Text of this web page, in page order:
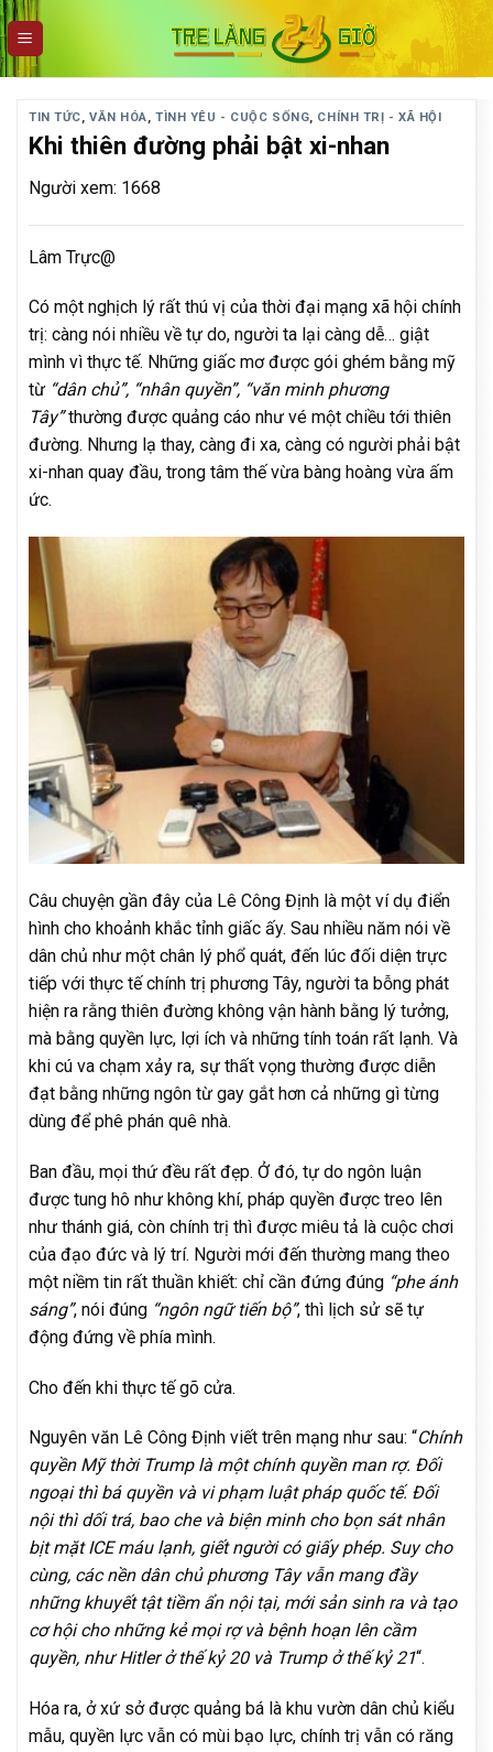
Skip
to
content
TIN TỨC,VĂN HÓA,TÌNH YÊU - CUỘC SỐNG, CHÍNH TRỊ - XÃ HỘI
Khi thiên đường phải bật xi-nhan
Người xem: 1668
Lâm Trực@
Có một nghịch lý rất thú vị của thời đại mạng xã hội chính
trị: càng nói nhiều về tự do, người ta lại càng dễ… giật
mình vì thực tế. Những giấc mơ được gói ghém bằng mỹ
từ “dân chủ”, “nhân quyền”, “văn minh phương
Tây”thường được quảng cáo như vé một chiều tới thiên
đường. Nhưng lạ thay, càng đi xa, càng có người phải bật
xi-nhan quay đầu, trong tâm thế vừa bàng hoàng vừa ấm
ức.
Câu chuyện gần đây của Lê Công Định là một ví dụ điển
hình cho khoảnh khắc tỉnh giấc ấy. Sau nhiều năm nói về
dân chủ như một chân lý phổ quát, đến lúc đối diện trực
tiếp với thực tế chính trị phương Tây, người ta bỗng phát
hiện ra rằng thiên đường không vận hành bằng lý tưởng,
mà bằng quyền lực, lợi ích và những tính toán rất lạnh. Và
khi cú va chạm xảy ra, sự thất vọng thường được diễn
đạt bằng những ngôn từ gay gắt hơn cả những gì từng
dùng để phê phán quê nhà.
Ban đầu, mọi thứ đều rất đẹp. Ở đó, tự do ngôn luận
được tung hô như không khí, pháp quyền được treo lên
như thánh giá, còn chính trị thì được miêu tả là cuộc chơi
của đạo đức và lý trí. Người mới đến thường mang theo
một niềm tin rất thuần khiết: chỉ cần đứng đúng “phe ánh
sáng”, nói đúng “ngôn ngữ tiến bộ”, thì lịch sử sẽ tự
động đứng về phía mình.
Cho đến khi thực tế gõ cửa.
Nguyên văn Lê Công Định viết trên mạng như sau: “Chính
quyền Mỹ thời Trump là một chính quyền man rợ. Đối
ngoại thì bá quyền và vi phạm luật pháp quốc tế. Đối
nội thì dối trá, bao che và biện minh cho bọn sát nhân
bịt mặt ICE máu lạnh, giết người có giấy phép. Suy cho
cùng, các nền dân chủ phương Tây vẫn mang đầy
những khuyết tật tiềm ẩn nội tại, mới sản sinh ra và tạo
cơ hội cho những kẻ mọi rợ và bệnh hoạn lên cầm
quyền, như Hitler ở thế kỷ 20 và Trump ở thế kỷ 21“.
Hóa ra, ở xứ sở được quảng bá là khu vườn dân chủ kiểu
mẫu, quyền lực vẫn có mùi bạo lực, chính trị vẫn có răng